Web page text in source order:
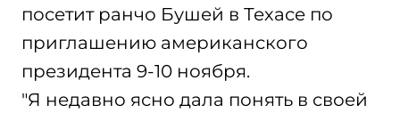
посетит ранчо Бушей в Техасе по
приглашению американского
президента 9-10 ноября.
"Я недавно ясно дала понять в своей